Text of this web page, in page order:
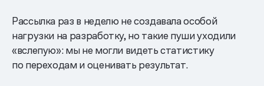
Рассылка раз в неделю не создавала особой
нагрузки на разработку, но такие пуши уходили
«вслепую»: мы не могли видеть статистику
по переходам и оценивать результат.